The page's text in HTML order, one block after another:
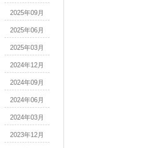
2025年09月
2025年06月
2025年03月
2024年12月
2024年09月
2024年06月
2024年03月
2023年12月